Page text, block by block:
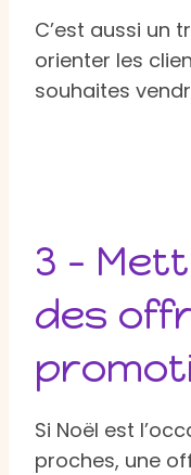
C’est aussi un
orienter les
souhaites
3 –
des
Si Noël est
proches, une